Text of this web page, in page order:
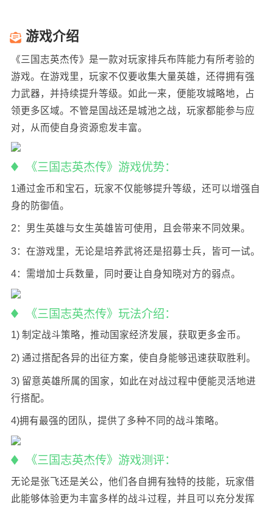
游戏介绍
《三国志英杰传》是一款对玩家排兵布阵能力有所考验的
游戏。在游戏里，玩家不仅要收集大量英雄，还得拥有强
力武器，并持续提升等级。如此一来，便能攻城略地，占
领更多区域。不管是国战还是城池之战，玩家都能参与应
对，从而使自身资源愈发丰富。
《三国志英杰传》游戏优势：
1通过金币和宝石，玩家不仅能够提升等级，还可以增强自
身的防御值。
2：男生英雄与女生英雄皆可使用，且会带来不同效果。
3：在游戏里，无论是培养武将还是招募士兵，皆可一试。
4：需增加士兵数量，同时要让自身知晓对方的弱点。
《三国志英杰传》玩法介绍：
1) 制定战斗策略，推动国家经济发展，获取更多金币。
2) 通过搭配各异的出征方案，使自身能够迅速获取胜利。
3) 留意英雄所属的国家，如此在对战过程中便能灵活地进
行搭配。
4)拥有最强的团队，提供了多种不同的战斗策略。
《三国志英杰传》游戏测评：
无论是张飞还是关公，他们各自拥有独特的技能，玩家借
此能够体验更为丰富多样的战斗过程，并且可以充分发挥